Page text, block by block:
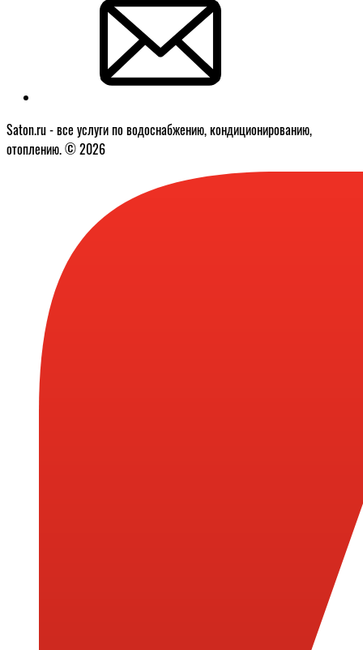
Saton.ru - все услуги по водоснабжению, кондиционированию,
отоплению. © 2026